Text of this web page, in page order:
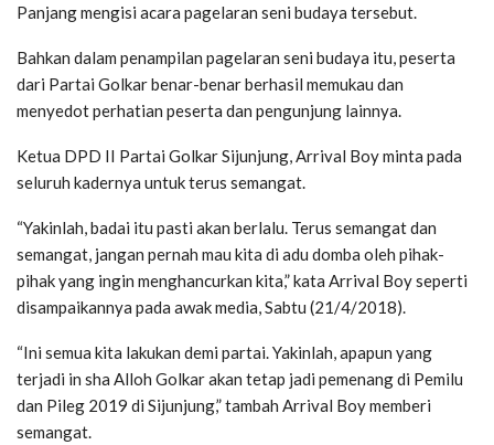
Panjang mengisi acara pagelaran seni budaya tersebut.
Bahkan dalam penampilan pagelaran seni budaya itu, peserta
dari Partai Golkar benar-benar berhasil memukau dan
menyedot perhatian peserta dan pengunjung lainnya.
Ketua DPD II Partai Golkar Sijunjung, Arrival Boy minta pada
seluruh kadernya untuk terus semangat.
“Yakinlah, badai itu pasti akan berlalu. Terus semangat dan
semangat, jangan pernah mau kita di adu domba oleh pihak-
pihak yang ingin menghancurkan kita,” kata Arrival Boy seperti
disampaikannya pada awak media, Sabtu (21/4/2018).
“Ini semua kita lakukan demi partai. Yakinlah, apapun yang
terjadi in sha Alloh Golkar akan tetap jadi pemenang di Pemilu
dan Pileg 2019 di Sijunjung,” tambah Arrival Boy memberi
semangat.